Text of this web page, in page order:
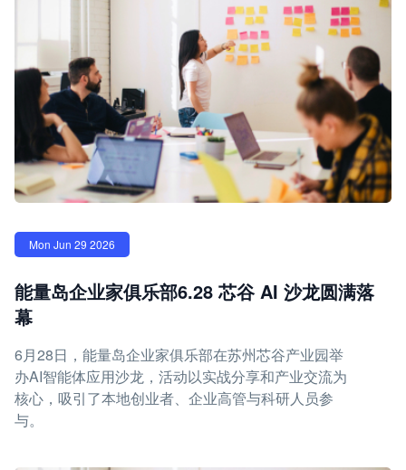
Mon Jun 29 2026
能量岛企业家俱乐部6.28 芯谷 AI 沙龙圆满落
幕
6月28日，能量岛企业家俱乐部在苏州芯谷产业园举
办AI智能体应用沙龙，活动以实战分享和产业交流为
核心，吸引了本地创业者、企业高管与科研人员参
与。